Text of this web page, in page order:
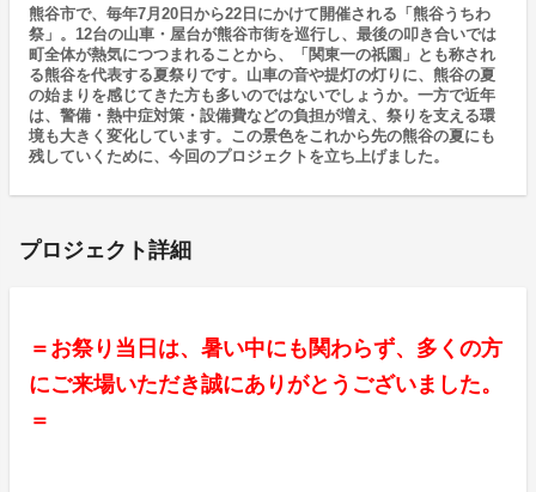
熊谷市で、毎年7月20日から22日にかけて開催される「熊谷うちわ
祭」。12台の山車・屋台が熊谷市街を巡行し、最後の叩き合いでは
町全体が熱気につつまれることから、「関東一の祇園」とも称され
る熊谷を代表する夏祭りです。山車の音や提灯の灯りに、熊谷の夏
の始まりを感じてきた方も多いのではないでしょうか。一方で近年
は、警備・熱中症対策・設備費などの負担が増え、祭りを支える環
境も大きく変化しています。この景色をこれから先の熊谷の夏にも
残していくために、今回のプロジェクトを立ち上げました。
プロジェクト詳細
＝お祭り当日は、暑い中にも関わらず、多くの方
にご来場いただき誠にありがとうございました。
＝